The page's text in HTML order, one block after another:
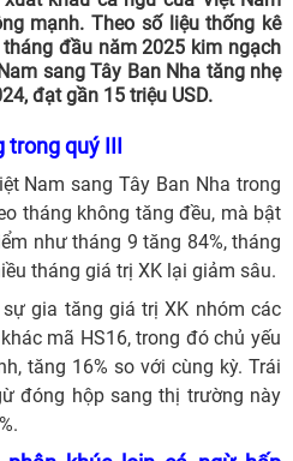
mạnh. Theo số liệu thống kê
đầu năm 2025 kim ngạch
sang Tây Ban Nha tăng nhẹ
đạt gần 15 triệu USD.
trong quý III
Nam sang Tây Ban Nha trong
tháng không tăng đều, mà bật
như tháng 9 tăng 84%, tháng
tháng giá trị XK lại giảm sâu.
gia tăng giá trị XK nhóm các
mã HS16, trong đó chủ yếu
tăng 16% so với cùng kỳ. Trái
đóng hộp sang thị trường này